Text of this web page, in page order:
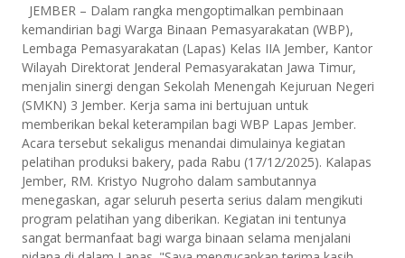
JEMBER – Dalam rangka mengoptimalkan pembinaan
kemandirian bagi Warga Binaan Pemasyarakatan (WBP),
Lembaga Pemasyarakatan (Lapas) Kelas IIA Jember, Kantor
Wilayah Direktorat Jenderal Pemasyarakatan Jawa Timur,
menjalin sinergi dengan Sekolah Menengah Kejuruan Negeri
(SMKN) 3 Jember. Kerja sama ini bertujuan untuk
memberikan bekal keterampilan bagi WBP Lapas Jember.
Acara tersebut sekaligus menandai dimulainya kegiatan
pelatihan produksi bakery, pada Rabu (17/12/2025). Kalapas
Jember, RM. Kristyo Nugroho dalam sambutannya
menegaskan, agar seluruh peserta serius dalam mengikuti
program pelatihan yang diberikan. Kegiatan ini tentunya
sangat bermanfaat bagi warga binaan selama menjalani